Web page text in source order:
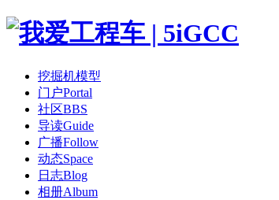
挖掘机模型
门户Portal
社区BBS
导读Guide
广播Follow
动态Space
日志Blog
相册Album